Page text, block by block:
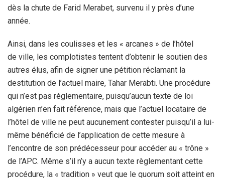
dès la chute de Farid Merabet, survenu il y près d’une
année.
Ainsi, dans les coulisses et les « arcanes » de l’hôtel
de ville, les complotistes tentent d’obtenir le soutien des
autres élus, afin de signer une pétition réclamant la
destitution de l’actuel maire, Tahar Merabti. Une procédure
qui n’est pas réglementaire, puisqu’aucun texte de loi
algérien n’en fait référence, mais que l’actuel locataire de
l’hôtel de ville ne peut aucunement contester puisqu’il a lui-
même bénéficié de l’application de cette mesure à
l’encontre de son prédécesseur pour accéder au « trône »
de l’APC. Même s’il n’y a aucun texte règlementant cette
procédure, la « tradition » veut que le quorum soit atteint en